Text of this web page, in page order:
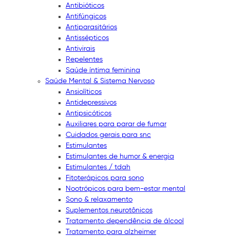
Antibióticos
Antifúngicos
Antiparasitários
Antissépticos
Antivirais
Repelentes
Saúde íntima feminina
Saúde Mental & Sistema Nervoso
Ansiolíticos
Antidepressivos
Antipsicóticos
Auxiliares para parar de fumar
Cuidados gerais para snc
Estimulantes
Estimulantes de humor & energia
Estimulantes / tdah
Fitoterápicos para sono
Nootrópicos para bem-estar mental
Sono & relaxamento
Suplementos neurotônicos
Tratamento dependência de álcool
Tratamento para alzheimer